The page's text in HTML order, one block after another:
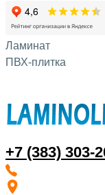
+7 (383) 303-
Ламинат
ПВХ-плитка